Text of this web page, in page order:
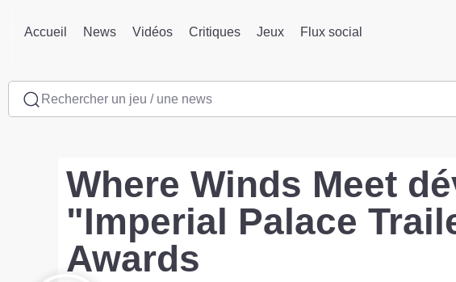
Accueil News Vidéos Critiques Jeux Flux social
Rechercher un jeu / une news
Where Winds Meet
"Imperial Palace
Awards